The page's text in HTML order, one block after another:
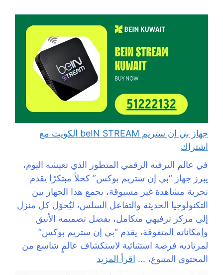
جهاز بي ان ستريم beIN STREAM الكويت مع
اشتراك
في عالم الترفيه الرقمي المتطور الذي تعيشه اليوم،
يبرز جهاز “بي إن ستريم بوكس” كحلاً مبتكرًا يقدم
تجربة مشاهدة غير مسبوقة، يجمع هذا الجهاز بين
التكنولوجيا الحديثة والتفاعل السلس، ليُحوّل كل منزل
إلى مركز ترفيهي متكامل، بفضل تصميمه الأنيق
وإمكاناته المتفوقة، يقدم “بي إن ستريم بوكس”
لمرتاديه فرصة استثنائية لاستكشاف عالمٍ شاسع من
المحتوى المتنوع، ... اقرأ المزيد